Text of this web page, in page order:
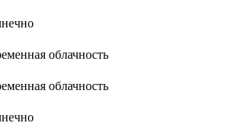
облачность
облачность